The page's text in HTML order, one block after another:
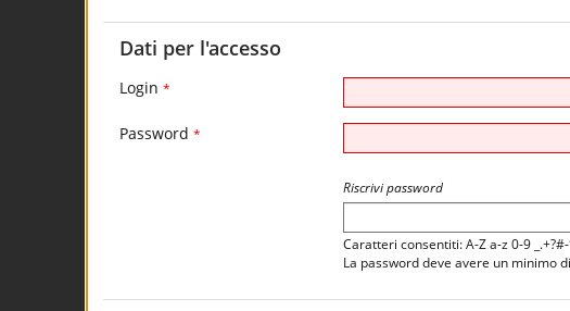
Dati per l'accesso
Login *
Password *
Riscrivi password
Caratteri consentiti: A-Z a-z 0-9
La password deve avere un minimo